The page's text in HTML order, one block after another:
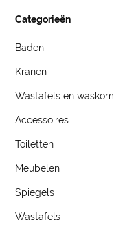
Categorieën
Baden
Kranen
Wastafels en
Accessoires
Toiletten
Meubelen
Spiegels
Wastafels